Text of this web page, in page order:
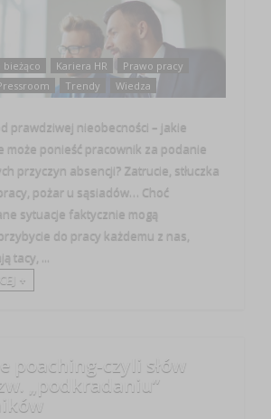
bieżąco Kariera HR
Prawo pracy
Trendy Wiedza
prawdziwej nieobecności – jakie
może ponieść pracownik za podanie
przyczyn absencji? Zatrucie, stłuczka
pożar u sąsiadów… Choć
sytuacje faktycznie mogą
do pracy każdemu z nas,
tacy, ...
+
poaching-czyli słów
„podkradaniu”